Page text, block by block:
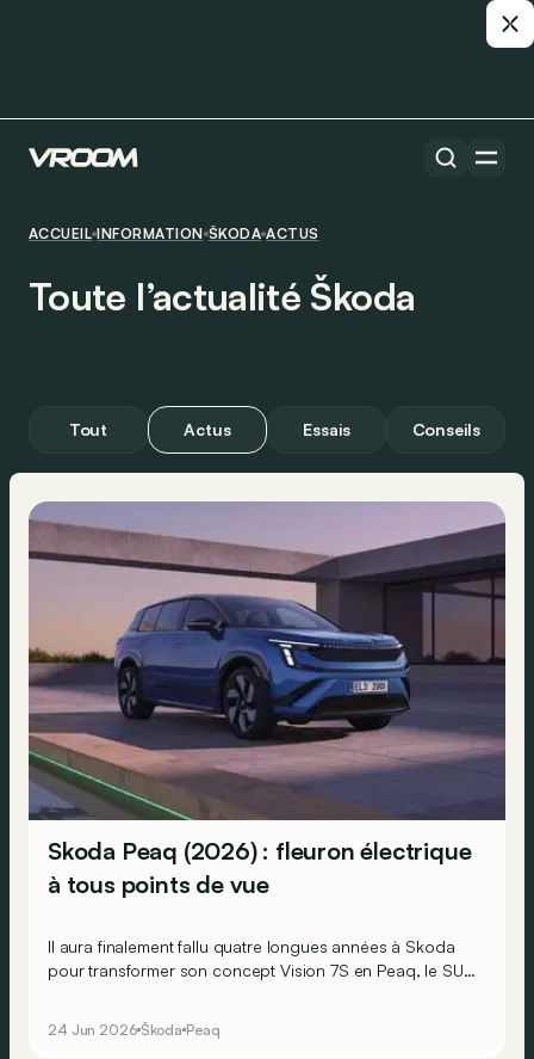
ACCUEIL INFORMATION ŠKODA ACTUS
Toute l’actualité Škoda
Tout Actus Essais Conseils
Skoda Peaq (2026) : fleuron électrique
à tous points de vue
Il aura finalement fallu quatre longues années à Skoda
pour transformer son concept Vision 7S en Peaq, le SUV
24 Jun 2026 Škoda Peaq